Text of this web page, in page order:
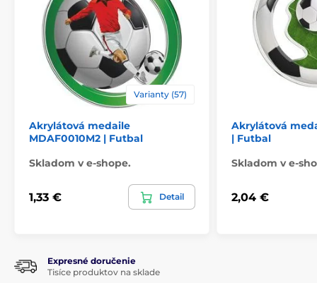
Varianty (57)
Akrylátová medaile
MDAF0010M2 | Futbal
Skladom v e-shope.
1,33 € Detail
Akrylátová
| Futbal
Skladom v e-
2,04 €
Expresné doručenie
Tisíce produktov na sklade